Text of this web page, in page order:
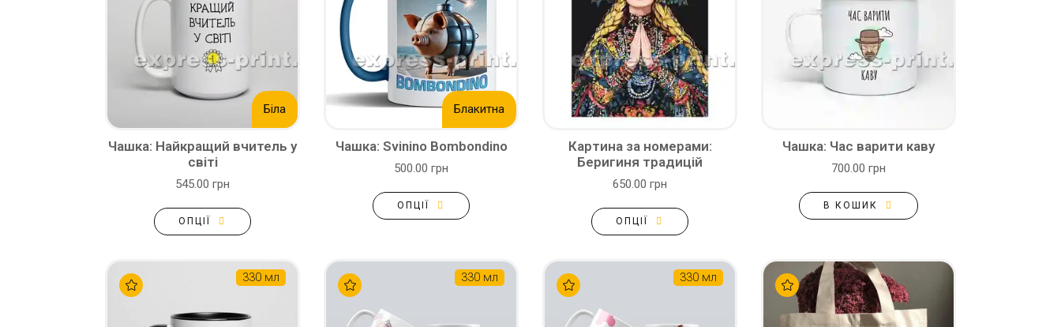
Біла
Чашка: Найкращий вчитель у
світі
545.00 грн
ОПЦІЇ
Блакитна
Чашка: Svinino Bombondino
500.00 грн
ОПЦІЇ
Картина за номерами:
Беригиня традицій
650.00 грн
ОПЦІЇ
Чашка: Час варити каву
700.00 грн
В КОШИК
330 мл 330 мл 330 мл